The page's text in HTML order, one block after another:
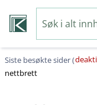
Siste besøkte sider (
nettbrett